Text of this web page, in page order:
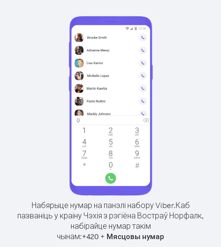
Набярыце нумар на панэлі набору Viber.Каб
пазваніць у краіну Чэхія з рэгіёна Востраў Норфалк,
набірайце нумар такім
чынам:+420 + Мясцовы нумар